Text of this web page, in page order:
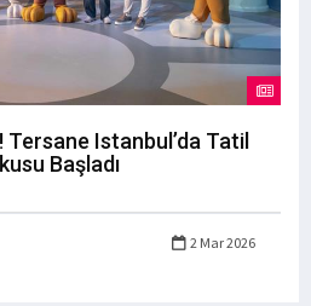
Istanbul’da Tatil
Başladı
2 Mar 2026